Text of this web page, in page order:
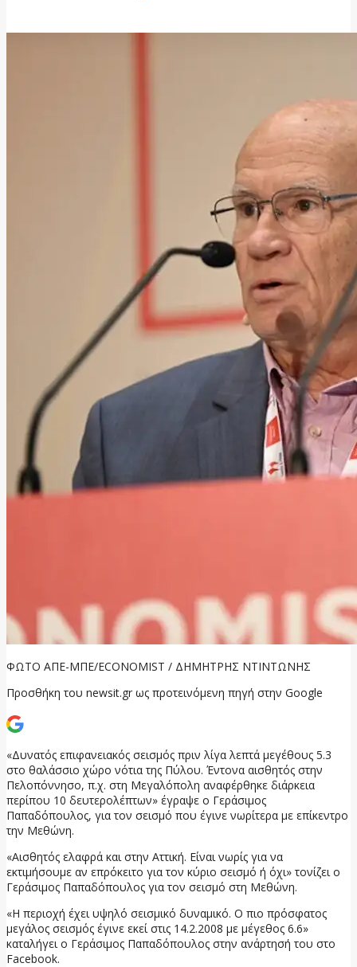
ΦΩΤΟ ΑΠΕ-ΜΠΕ/ECONOMIST / ΔΗΜΗΤΡΗΣ ΝΤΙΝΤΩΝΗΣ
Προσθήκη του newsit.gr ως προτεινόμενη πηγή στην Google
«Δυνατός επιφανειακός σεισμός πριν λίγα λεπτά μεγέθους 5.3
στο θαλάσσιο χώρο νότια της Πύλου. Έντονα αισθητός στην
Πελοπόννησο, π.χ. στη Μεγαλόπολη αναφέρθηκε διάρκεια
περίπου 10 δευτερολέπτων» έγραψε ο Γεράσιμος
Παπαδόπουλος, για τον σεισμό που έγινε νωρίτερα με επίκεντρο
την Μεθώνη.
«Αισθητός ελαφρά και στην Αττική. Είναι νωρίς για να
εκτιμήσουμε αν επρόκειτο για τον κύριο σεισμό ή όχι» τονίζει ο
Γεράσιμος Παπαδόπουλος για τον σεισμό στη Μεθώνη.
«Η περιοχή έχει υψηλό σεισμικό δυναμικό. Ο πιο πρόσφατος
μεγάλος σεισμός έγινε εκεί στις 14.2.2008 με μέγεθος 6.6»
καταλήγει ο Γεράσιμος Παπαδόπουλος στην ανάρτησή του στο
Facebook.